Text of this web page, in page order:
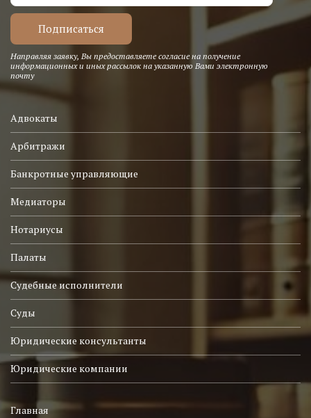
Направляя заявку, Вы предоставляете согласие на получение
информационных и иных рассылок на указанную Вами электронную
почту
Адвокаты
Арбитражи
Банкротные управляющие
Медиаторы
Нотариусы
Палаты
Судебные исполнители
Суды
Юридические консультанты
Юридические компании
Главная